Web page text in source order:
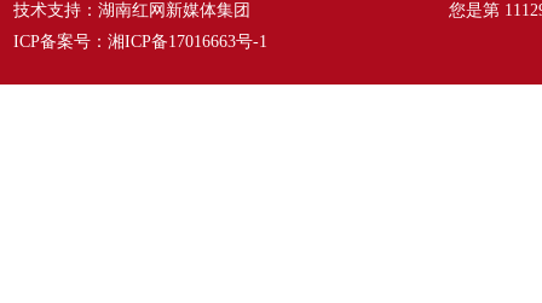
技术支持：湖南红网新媒体集团
ICP备案号： 湘ICP备17016663号-1
您是第